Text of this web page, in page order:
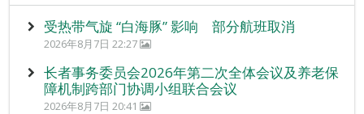
受热带气旋 “白海豚” 影响 部分航班取消
2026年8月7日 22:27
长者事务委员会2026年第二次全体会议及养老保
障机制跨部门协调小组联合会议
2026年8月7日 20:41